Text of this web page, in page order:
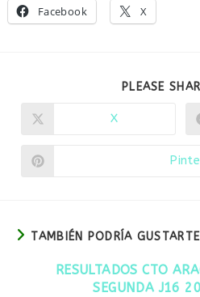
Facebook X
PLEASE
SeX
Se
TAMBIÉN PODRÍA GUSTARTE
RESULTADOS CTO
SEGUNDA J16